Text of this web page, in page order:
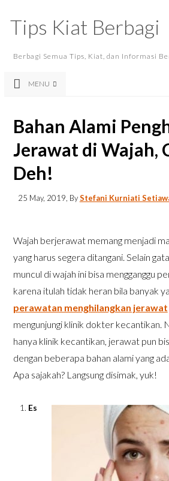
Tips Kiat Berbagi
Berbagi Semua Tips, Kiat, dan Informasi
MENU
Bahan Alami
Jerawat di Wajah,
Deh!
25 May, 2019 , ByStefani Kurniati
Wajah berjerawat memang menjadi
yang harus segera ditangani. Selain
muncul di wajah ini bisa mengganggu
karena itulah tidak heran bila banyak
perawatan menghilangkan jerawat
mengunjungi klinik dokter kecantikan.
hanya klinik kecantikan, jerawat pun
dengan beberapa bahan alami yang
Apa sajakah? Langsung disimak, yuk!
Es